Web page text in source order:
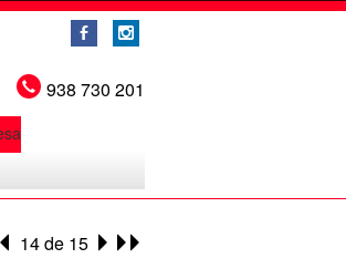
b x
938 730 201
14 de 15